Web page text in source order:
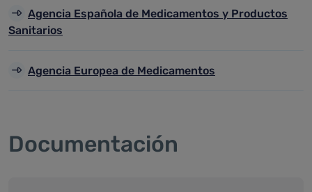
Agencia Española de Medicamentos y Productos
Sanitarios
Agencia Europea de Medicamentos
Documentación